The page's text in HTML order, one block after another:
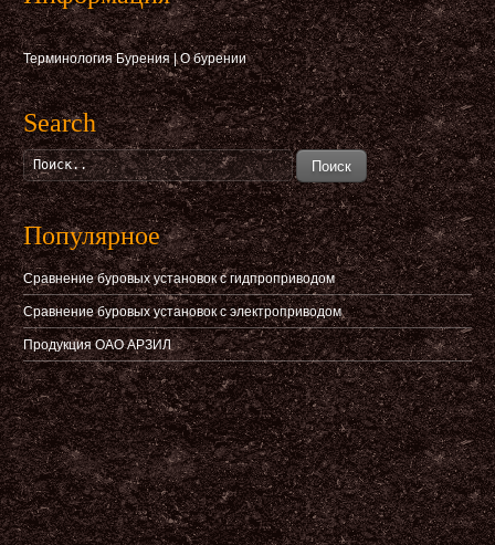
Терминология Бурения|О бурении
Search
Поиск
Популярное
Сравнение буровых установок с гидпроприводом
Сравнение буровых установок с электроприводом
Продукция ОАО АРЗИЛ